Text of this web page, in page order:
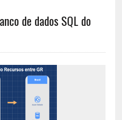
de dados SQL do